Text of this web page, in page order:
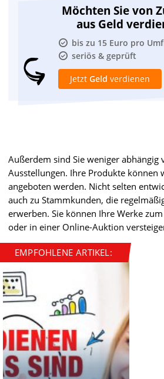
Möchten Sie von
aus Geld
bis zu 15 Euro pro
seriös & geprüft
Jetzt Geld verdienen
Außerdem sind Sie weniger abhängig
Ausstellungen. Ihre Produkte können
angeboten werden. Nicht selten
auch zu Stammkunden, die
erwerben. Sie können Ihre Werke
oder in einer Online-Auktion
EMPFOHLENE ARTIKEL: